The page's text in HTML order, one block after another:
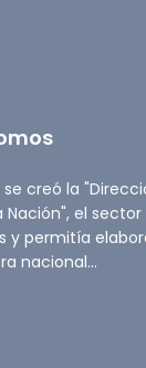
se creó la
Nación", el
y permitía
nacional...